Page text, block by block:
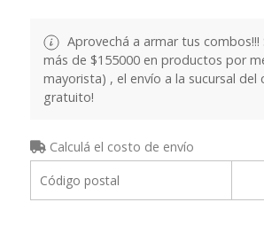
Aprovechá a armar tus combos!!!
más de $155000 en productos por
mayorista) , el envío a la sucursal del
gratuito!
Calculá el costo de envío